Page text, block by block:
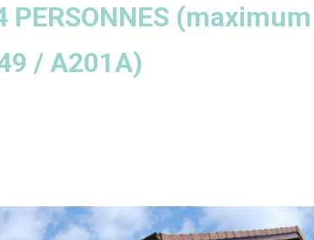
PERSONNES
/ A201A)